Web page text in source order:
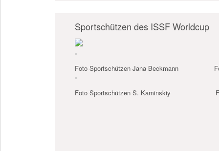
Sportschützen des ISSF Worldcup
Foto Sportschützen Jana Beckmann
Foto Sportschützen S. Kaminskiy